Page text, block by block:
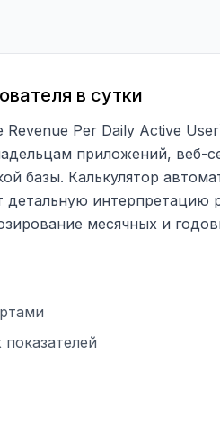
в сутки
Per Daily Active
приложений, веб-
базы. Калькулятор
интерпретацию
месячных и